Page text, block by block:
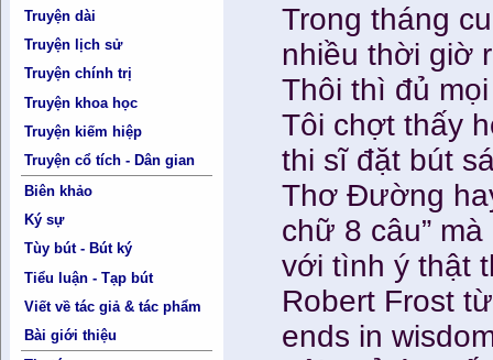
Truyện dài
Truyện lịch sử
Truyện chính trị
Truyện khoa học
Truyện kiếm hiệp
Truyện cổ tích - Dân gian
Biên khảo
Ký sự
Tùy bút - Bút ký
Tiểu luận - Tạp bút
Viết về tác giả & tác phẩm
Bài giới thiệu
Trong tháng
nhiều thời giờ
Thôi thì đủ
Tôi chợt thấy
thi sĩ đặt bút
Thơ Đường
chữ 8 câu”
với tình ý thật
Robert Frost
ends in